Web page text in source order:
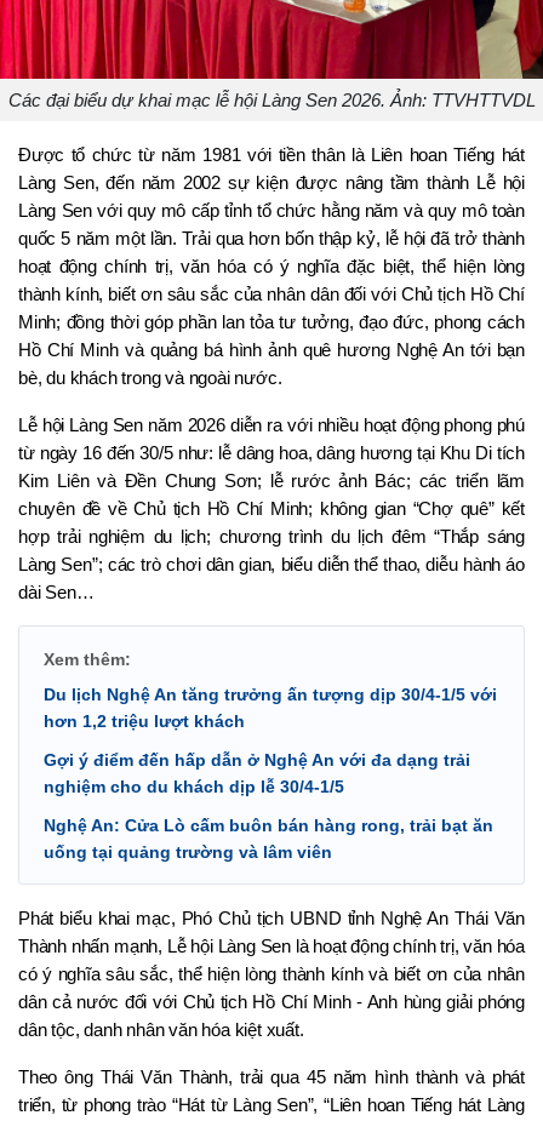
Các đại biểu dự khai mạc lễ hội Làng Sen 2026. Ảnh: TTVHTTVDL
Được tổ chức từ năm 1981 với tiền thân là Liên hoan Tiếng hát
Làng Sen, đến năm 2002 sự kiện được nâng tầm thành Lễ hội
Làng Sen với quy mô cấp tỉnh tổ chức hằng năm và quy mô toàn
quốc 5 năm một lần. Trải qua hơn bốn thập kỷ, lễ hội đã trở thành
hoạt động chính trị, văn hóa có ý nghĩa đặc biệt, thể hiện lòng
thành kính, biết ơn sâu sắc của nhân dân đối với Chủ tịch Hồ Chí
Minh; đồng thời góp phần lan tỏa tư tưởng, đạo đức, phong cách
Hồ Chí Minh và quảng bá hình ảnh quê hương Nghệ An tới bạn
bè, du khách trong và ngoài nước.
Lễ hội Làng Sen năm 2026 diễn ra với nhiều hoạt động phong phú
từ ngày 16 đến 30/5 như: lễ dâng hoa, dâng hương tại Khu Di tích
Kim Liên và Đền Chung Sơn; lễ rước ảnh Bác; các triển lãm
chuyên đề về Chủ tịch Hồ Chí Minh; không gian “Chợ quê” kết
hợp trải nghiệm du lịch; chương trình du lịch đêm “Thắp sáng
Làng Sen”; các trò chơi dân gian, biểu diễn thể thao, diễu hành áo
dài Sen…
Xem thêm:
Du lịch Nghệ An tăng trưởng ấn tượng dịp 30/4-1/5 với
hơn 1,2 triệu lượt khách
Gợi ý điểm đến hấp dẫn ở Nghệ An với đa dạng trải
nghiệm cho du khách dịp lễ 30/4-1/5
Nghệ An: Cửa Lò cấm buôn bán hàng rong, trải bạt ăn
uống tại quảng trường và lâm viên
Phát biểu khai mạc, Phó Chủ tịch UBND tỉnh Nghệ An Thái Văn
Thành nhấn mạnh, Lễ hội Làng Sen là hoạt động chính trị, văn hóa
có ý nghĩa sâu sắc, thể hiện lòng thành kính và biết ơn của nhân
dân cả nước đối với Chủ tịch Hồ Chí Minh - Anh hùng giải phóng
dân tộc, danh nhân văn hóa kiệt xuất.
Theo ông Thái Văn Thành, trải qua 45 năm hình thành và phát
triển, từ phong trào “Hát từ Làng Sen”, “Liên hoan Tiếng hát Làng